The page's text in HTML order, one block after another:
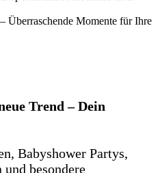
– Überraschende Momente für Ihre
Trend – Dein
Babyshower Partys,
besondere